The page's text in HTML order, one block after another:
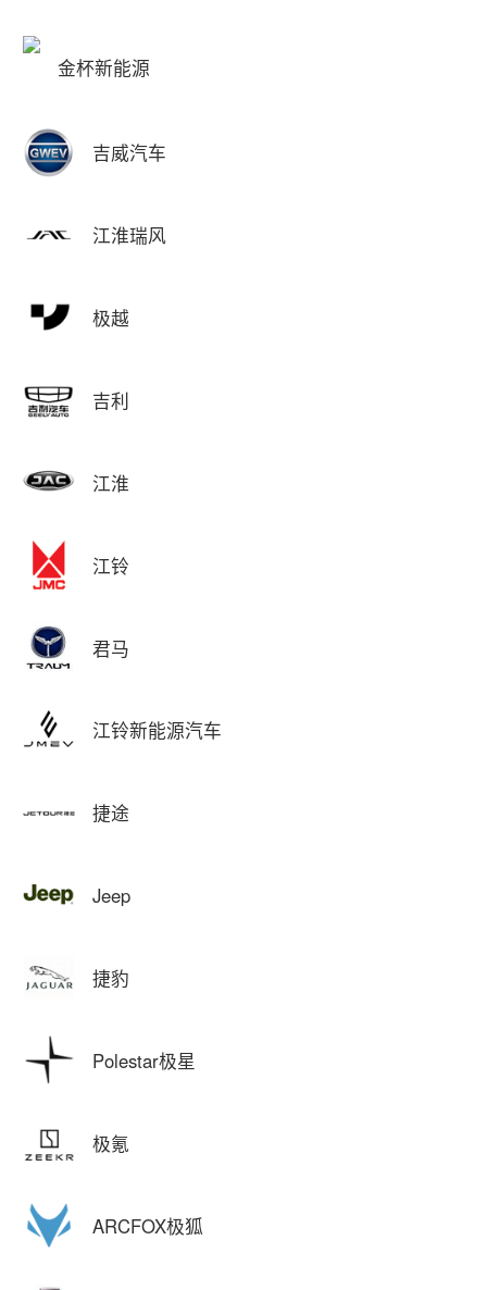
金杯新能源
吉威汽车
江淮瑞风
极越
吉利
江淮
江铃
君马
江铃新能源汽车
捷途
Jeep
捷豹
Polestar极星
极氪
ARCFOX极狐